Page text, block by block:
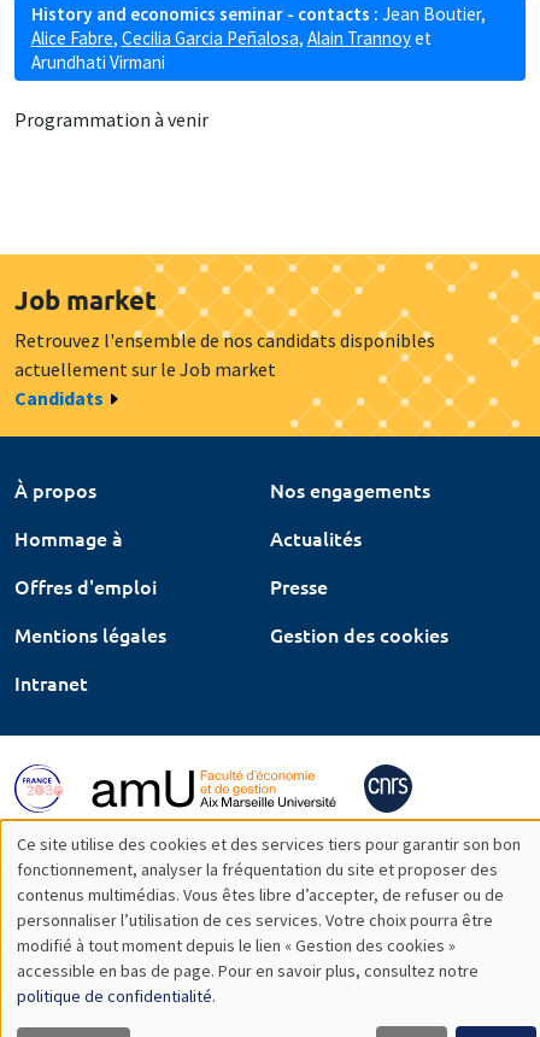
History and economics seminar - contacts : Jean Boutier,
Alice Fabre, Cecilia Garcia Peñalosa, Alain Trannoyet
Arundhati Virmani
Programmation à venir
Job market
Retrouvez l'ensemble de nos candidats disponibles
actuellement sur le Job market
Candidats
À propos
Nos engagements
Hommage à
Actualités
Offres d'emploi
Presse
Mentions légales
Gestion des cookies
Intranet
Utilisation
des
données
personnelles
Ce site utilise des cookies et des services tiers pour garantir son bon
fonctionnement, analyser la fréquentation du site et proposer des
contenus multimédias. Vous êtes libre d’accepter, de refuser ou de
personnaliser l’utilisation de ces services. Votre choix pourra être
modifié à tout moment depuis le lien « Gestion des cookies »
accessible en bas de page. Pour en savoir plus, consultez notre
politique de confidentialité.